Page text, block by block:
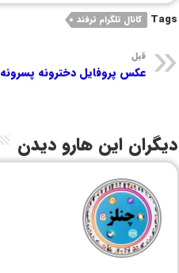
Tags کانال تلگرام ترفند
قبل
عکس پروفایل دخترونه پسرونه
دیگران این هارو دیدن